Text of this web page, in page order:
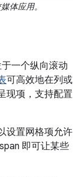
体应用。
一个纵向滚动
可高效地在列或
现项，支持配置
设置网格项允许
即可让某些